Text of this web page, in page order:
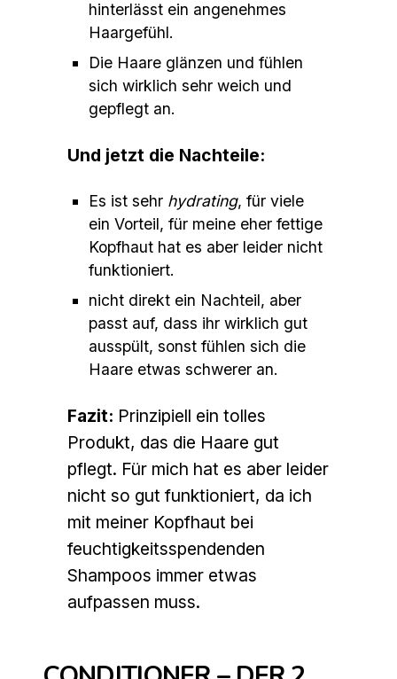
hinterlässt ein angenehmes
Haargefühl.
Die Haare glänzen und fühlen
sich wirklich sehr weich und
gepflegt an.
Und jetzt die Nachteile:
Es ist sehr hydrating, für viele
ein Vorteil, für meine eher fettige
Kopfhaut hat es aber leider nicht
funktioniert.
nicht direkt ein Nachteil, aber
passt auf, dass ihr wirklich gut
ausspült, sonst fühlen sich die
Haare etwas schwerer an.
Fazit: Prinzipiell ein tolles
Produkt, das die Haare gut
pflegt. Für mich hat es aber leider
nicht so gut funktioniert, da ich
mit meiner Kopfhaut bei
feuchtigkeitsspendenden
Shampoos immer etwas
aufpassen muss.